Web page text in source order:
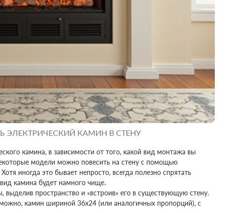
КАМИН В СТЕНУ
камина, в зависимости от того, какой вид монтажа вы
модели можно повесить на стену с помощью
иногда это бывает непросто, всегда полезно спрятать
камина будет намного чище.
выделив пространство и «встроив» его в существующую стену.
камин шириной 36x24 (или аналогичных пропорций), с